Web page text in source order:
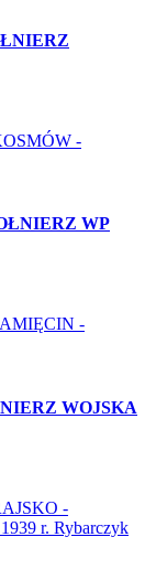
-
WP
-
WOJSKA
-
r. Rybarczyk